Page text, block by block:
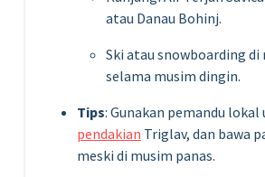
atau Danau Bohinj.
Ski atau snowboarding di
selama musim dingin.
Tips: Gunakan pemandu lokal
pendakian Triglav, dan bawa
meski di musim panas.